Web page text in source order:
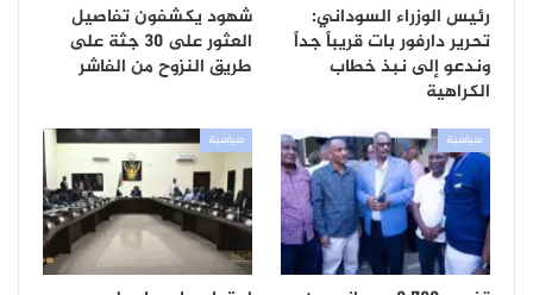
رئيس الوزراء السوداني:
تحرير دارفور بات قريباً جداً
وندعو إلى نبذ خطاب
الكراهية
شهود يكشفون تفاصيل
العثور على 30 جثة على
طريق النزوح من الفاشر
سياسية سياسية